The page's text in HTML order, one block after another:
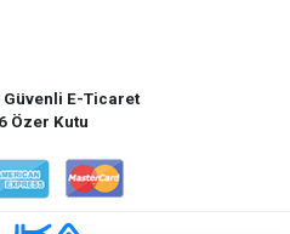
Güvenli E-Ticaret
Özer Kutu